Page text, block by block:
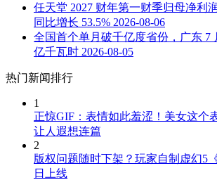
任天堂 2027 财年第一财季归母净利
同比增长 53.5% 2026-08-06
全国首个单月破千亿度省份，广东 7
亿千瓦时 2026-08-05
热门新闻排行
1
正惊GIF：表情如此羞涩！美女这个
让人遐想连篇
2
版权问题随时下架？玩家自制虚幻5
日上线